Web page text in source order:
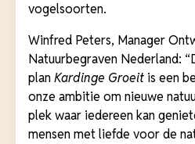
vogelsoorten.
Winfred Peters, Manager
Natuurbegraven Nederland:
planKardinge Groeit is een
onze ambitie om nieuwe
plek waar iedereen kan
mensen met liefde voor de